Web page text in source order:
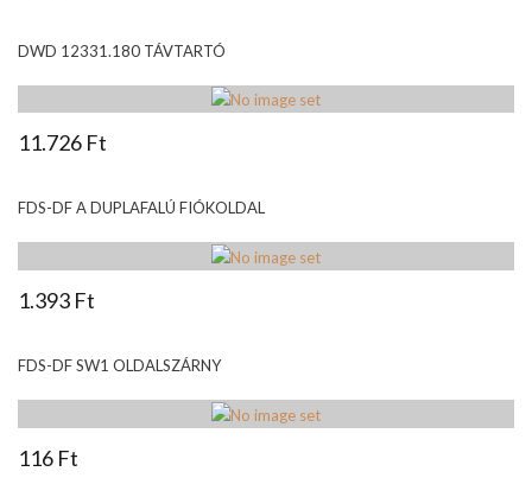
DWD 12331.180 TÁVTARTÓ
11.726 Ft
FDS-DF A DUPLAFALÚ FIÓKOLDAL
1.393 Ft
FDS-DF SW1 OLDALSZÁRNY
116 Ft